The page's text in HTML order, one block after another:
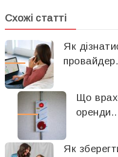
Схожі статті
Як
Що
Як